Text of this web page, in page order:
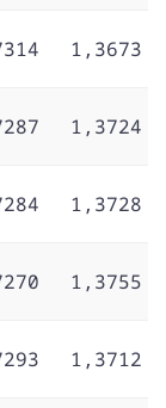
1,3673
1,3724
1,3728
1,3755
1,3712